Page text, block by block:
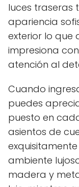
luces traseras
apariencia
exterior lo que
impresiona
atención al
Cuando
puedes
puesto en
asientos de
ambiente
madera y